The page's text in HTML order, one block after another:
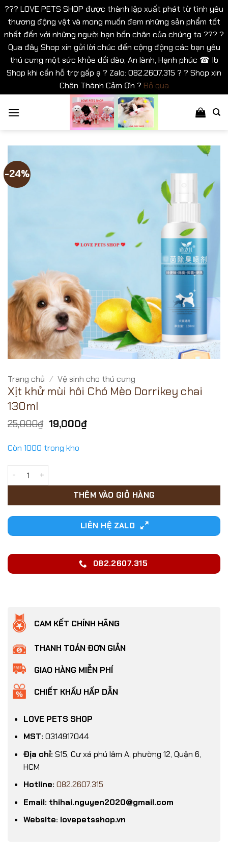
??? LOVE PETS SHOP được thành lập xuất phát từ tình yêu
thương động vật và mong muốn đem những sản phẩm tốt
nhất đến với những người bạn bốn chân của chúng ta ??? ?
Qua đây Shop xin gửi lời chúc đến cộng động các bạn yêu
thú cưng một sức khỏe dồi dào, An lành, Hạnh phúc ☎ Ib
Shop khi cần hỗ trợ gấp ạ ? Zalo: 082.2607.315 ? ? Shop xin
Chân Thành Cảm Ơn ? Bỏ qua
qua
-24%
Trang chủ / Vệ sinh cho thú cưng
Xịt khử mùi hôi Chó Mèo Dorrikey chai
130ml
25,000₫ Giá
gốc
25,000₫.
19,000₫Giá
Còn 1000 trong kho
THÊM VÀO GIỎ HÀNG
LIÊN HỆ ZALO
082.2607.315
CAM KẾT CHÍNH HÃNG
THANH TOÁN ĐƠN GIẢN
GIAO HÀNG MIỄN PHÍ
CHIẾT KHẤU HẤP DẪN
LOVE PETS SHOP
MST: 0314917044
Địa chỉ: S15, Cư xá phú lâm A, phường 12, Quận 6,
HCM
Hotline: 082.2607.315
Email: thihai.nguyen2020@gmail.com
Website: lovepetsshop.vn